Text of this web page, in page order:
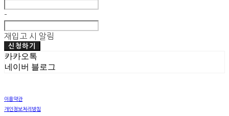
-
재입고 시 알림
신청하기
카카오톡
네이버 블로그
이용약관
개인정보처리방침